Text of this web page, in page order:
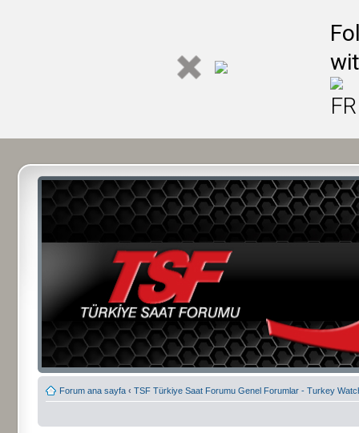
Forum ana sayfa ‹ TSF Türkiye Saat Forumu Genel Forumlar - Turkey